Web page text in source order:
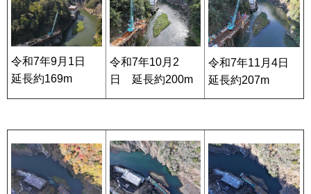
令和7年9月1日
延長約169m
令和7年10月2
日 延長約200m
令和7年11月4日
延長約207m